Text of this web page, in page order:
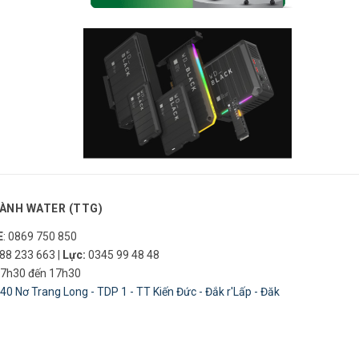
WATER (TTG)
: 0869 750 850
233 663 Lực: 0345 99 48 48
7h30 đến 17h30
40 Nơ Trang Long - TDP 1 - TT Kiến Đức - Đắk r'Lấp - Đăk